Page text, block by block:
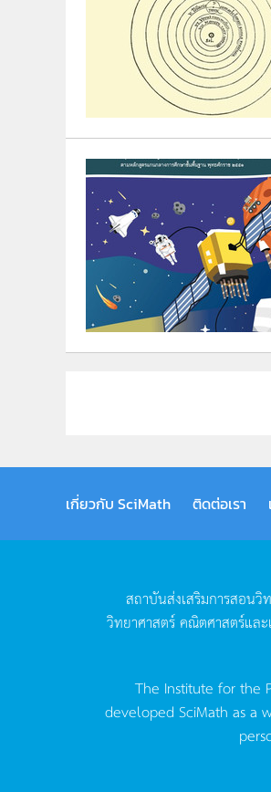
เกี่ยวกับ SciMath ติดต่อเรา
สถาบันส่งเสริมการสอนวิ
วิทยาศาสตร์คณิตศาสตร์และ
The Institute for the
developed SciMath as a